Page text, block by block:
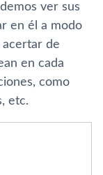
ver sus
en él a modo
de
en cada
como
etc.